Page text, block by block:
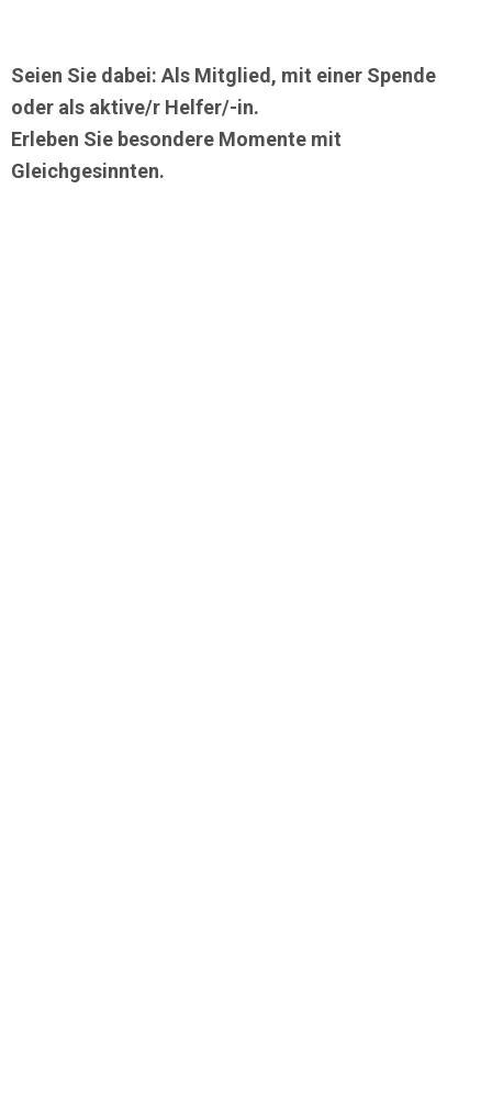
Seien Sie dabei: Als Mitglied, mit einer Spende
oder als aktive/r Helfer/-in.
Erleben Sie besondere Momente mit
Gleichgesinnten.